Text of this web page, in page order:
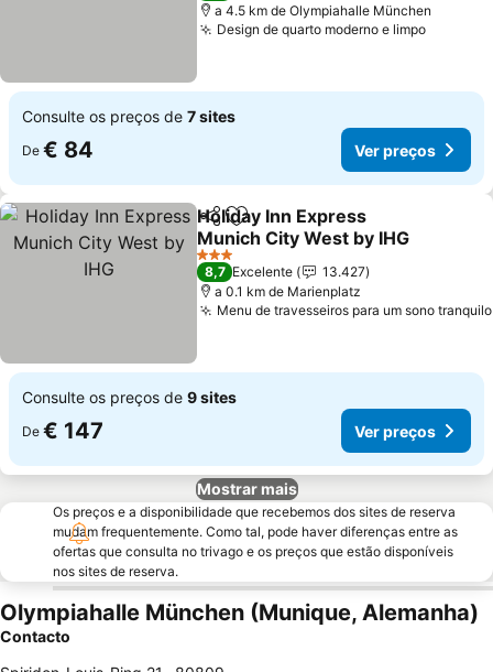
a 4.5 km de Olympiahalle München
Design de quarto moderno e limpoVer
Consulte os preços de 7 sites
De € 84 Ver preços
PartilharAdicionar aos favoritos
Holiday Inn Express
Munich City West by IHG
Ver preços
3 Estrelas
8,7 Excelente
13.427
a 0.1 km de Marienplatz
Menu de travesseiros para um sono tranquilo
Consulte os preços de 9 sites
De € 147 Ver preços
Mostrar mais
Os preços e a disponibilidade que recebemos dos sites de reserva
mudam frequentemente. Como tal, pode haver diferenças entre as
ofertas que consulta no trivago e os preços que estão disponíveis
nos sites de reserva.
Olympiahalle München (Munique, Alemanha)
Contacto